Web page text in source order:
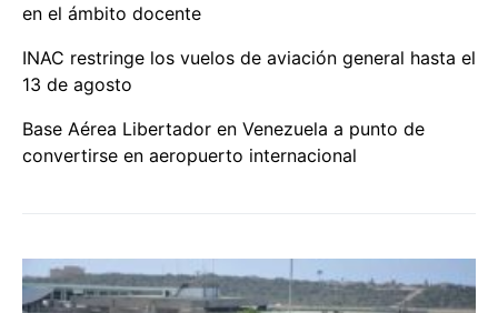
en el ámbito docente
INAC restringe los vuelos de aviación general hasta el
13 de agosto
Base Aérea Libertador en Venezuela a punto de
convertirse en aeropuerto internacional